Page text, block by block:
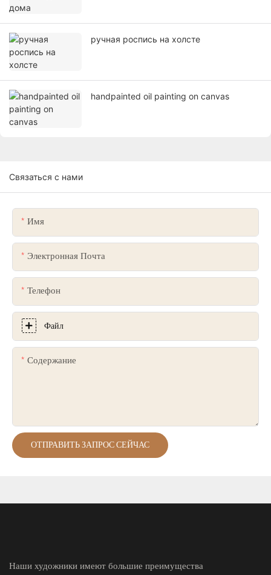
ручная роспись на холсте
handpainted oil painting on canvas
Связаться с нами
Имя
Электронная Почта
Телефон
Файл
Содержание
ОТПРАВИТЬ ЗАПРОС СЕЙЧАС
Наши художники имеют большие преимущества